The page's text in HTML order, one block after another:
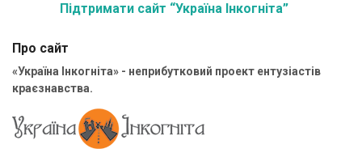
Підтримати сайт “Україна Інкогніта”
Про сайт
«Україна Інкогніта» - неприбутковий проект ентузіастів
краєзнавства.